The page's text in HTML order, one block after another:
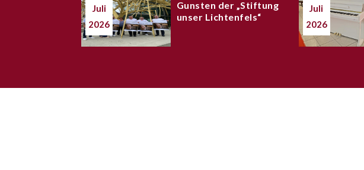
Juli
2026
Gunsten der „Stiftung
unser Lichtenfels“
Juli
2026